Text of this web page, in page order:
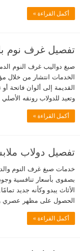
أكمل القراءة »
تفصيل غرف نوم بالقطيف
صبغ دواليب غرف النوم
الخدمات انتشار من خلال
القديمة إلى ألوان فاتحة
وتعيد للدولاب رونقه
أكمل القراءة »
تفصيل دولاب ملابس
خدمات صبغ غرف النوم
بصفوى بأسعار تنافسية
الأثاث يبدو وكأنه جديد
الحصول على مظهر عصري
أكمل القراءة »